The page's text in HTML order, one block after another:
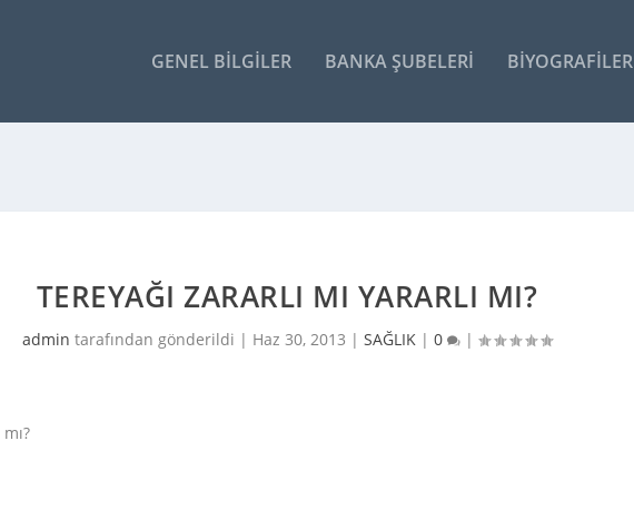
GENEL BILGILER BANKA ŞUBELERI BIYOGRAFILER
TEREYAĞI ZARARLI MI YARARLI MI?
admin tarafından gönderildi | Haz 30, 2013 | SAĞLIK| 0 |